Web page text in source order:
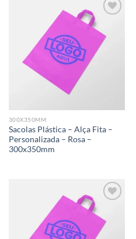
Add to
wishlist
300X350MM
Sacolas Plástica – Alça Fita –
Personalizada – Rosa –
300x350mm
Add to
wishlist